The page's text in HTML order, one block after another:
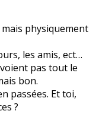
physiquement
les amis, ect…
pas tout le
bon.
passées. Et toi,
?